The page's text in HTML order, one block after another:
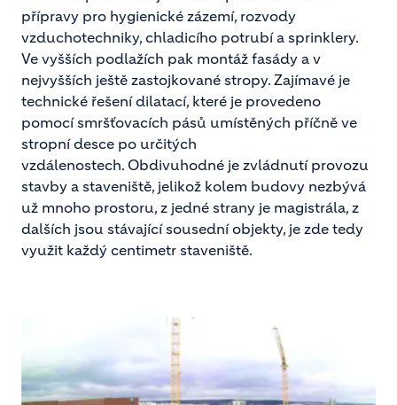
přípravy pro hygienické zázemí, rozvody
vzduchotechniky, chladicího potrubí a sprinklery.
Ve vyšších podlažích pak montáž fasády a v
nejvyšších ještě zastojkované stropy. Zajímavé je
technické řešení dilatací, které je provedeno
pomocí smršťovacích pásů umístěných příčně ve
stropní desce po určitých
vzdálenostech. Obdivuhodné je zvládnutí provozu
stavby a staveniště, jelikož kolem budovy nezbývá
už mnoho prostoru, z jedné strany je magistrála, z
dalších jsou stávající sousední objekty, je zde tedy
využit každý centimetr staveniště.